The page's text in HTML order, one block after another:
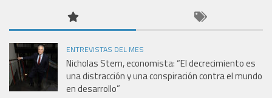
ENTREVISTAS DEL MES
Nicholas Stern, economista: “El decrecimiento es
una distracción y una conspiración contra el mundo
en desarrollo”